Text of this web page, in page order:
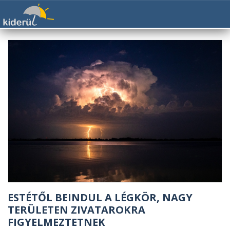
ESTÉTŐL BEINDUL A LÉGKÖR, NAGY
TERÜLETEN ZIVATAROKRA
FIGYELMEZTETNEK